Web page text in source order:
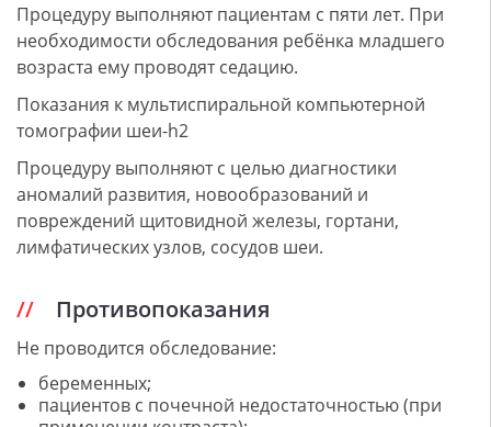
Процедуру выполняют пациентам с пяти лет. При
необходимости обследования ребёнка младшего
возраста ему проводят седацию.
Показания к мультиспиральной компьютерной
томографии шеи-h2
Процедуру выполняют с целью диагностики
аномалий развития, новообразований и
повреждений щитовидной железы, гортани,
лимфатических узлов, сосудов шеи.
Противопоказания
Не проводится обследование:
беременных;
пациентов с почечной недостаточностью (при